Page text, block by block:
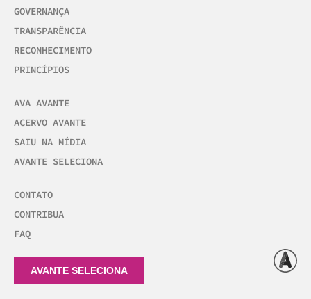
GOVERNANÇA
TRANSPARÊNCIA
RECONHECIMENTO
PRINCÍPIOS
AVA AVANTE
ACERVO AVANTE
SAIU NA MÍDIA
AVANTE SELECIONA
CONTATO
CONTRIBUA
FAQ
AVANTE SELECIONA